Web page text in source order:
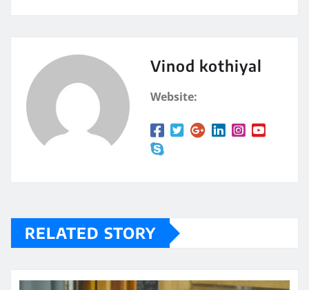
Vinod kothiyal
Website:
RELATED STORY